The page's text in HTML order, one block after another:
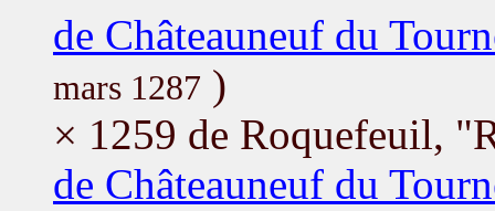
de Châteauneuf du
mars 1287 )
× 1259 de Roquefeuil,
de Châteauneuf du